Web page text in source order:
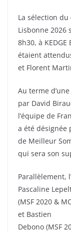
La sélection
Lisbonne 2026
8h30, à
étaient
et Florent
Au terme
par David
l’équipe de
a été désignée
de Meilleur
qui sera son
Parallèlement,
Pascaline
(MSF 2020 &
et Bastien
Debono (MSF